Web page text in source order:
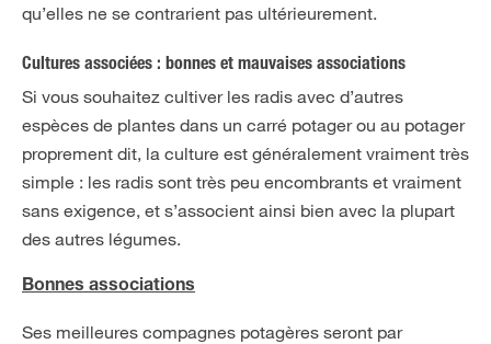
qu’elles ne se contrarient pas ultérieurement.
Cultures associées : bonnes et mauvaises associations
Si vous souhaitez cultiver les radis avec d’autres
espèces de plantes dans un carré potager ou au potager
proprement dit, la culture est généralement vraiment très
simple : les radis sont très peu encombrants et vraiment
sans exigence, et s’associent ainsi bien avec la plupart
des autres légumes.
Bonnes associations
Ses meilleures compagnes potagères seront par